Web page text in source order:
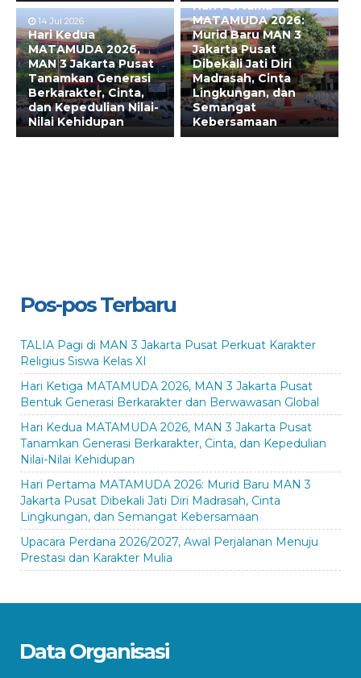
14 Jul 2026
Hari Kedua
MATAMUDA 2026,
MAN 3 Jakarta Pusat
Tanamkan Generasi
Berkarakter, Cinta,
dan Kepedulian Nilai-
Nilai Kehidupan
Hari Pertama
MATAMUDA 2026:
Murid Baru MAN 3
Jakarta Pusat
Dibekali Jati Diri
Madrasah, Cinta
Lingkungan, dan
Semangat
Kebersamaan
Pos-pos Terbaru
TALIA Pagi di MAN 3 Jakarta Pusat Perkuat Karakter
Religius Siswa Kelas XI
Hari Ketiga MATAMUDA 2026, MAN 3 Jakarta Pusat
Bentuk Generasi Berkarakter dan Berwawasan Global
Hari Kedua MATAMUDA 2026, MAN 3 Jakarta Pusat
Tanamkan Generasi Berkarakter, Cinta, dan Kepedulian
Nilai-Nilai Kehidupan
Hari Pertama MATAMUDA 2026: Murid Baru MAN 3
Jakarta Pusat Dibekali Jati Diri Madrasah, Cinta
Lingkungan, dan Semangat Kebersamaan
Upacara Perdana 2026/2027, Awal Perjalanan Menuju
Prestasi dan Karakter Mulia
Data Organisasi